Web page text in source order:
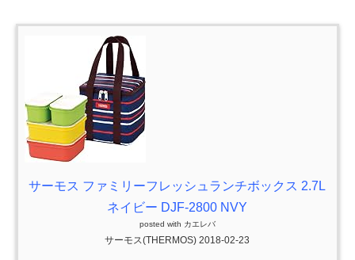
サーモス ファミリーフレッシュランチボックス 2.7L
ネイビー DJF-2800 NVY
posted with カエレバ
サーモス(THERMOS) 2018-02-23